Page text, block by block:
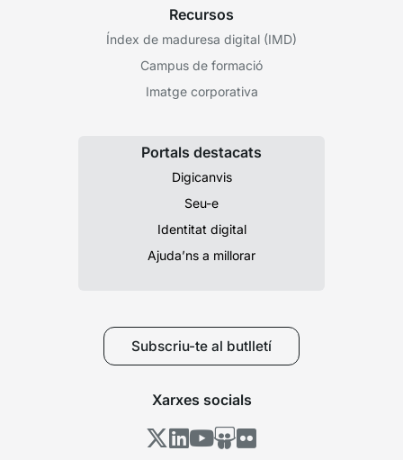
Recursos
Índex de maduresa digital (IMD)
Campus de formació
Imatge corporativa
Portals destacats
Digicanvis
Seu-e
Identitat digital
Ajuda’ns a millorar
Subscriu-te al butlletí
Xarxes socials